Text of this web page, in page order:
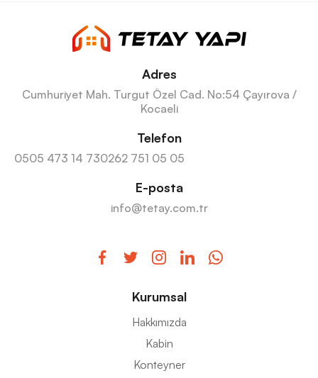
Adres
Cumhuriyet Mah. Turgut Özel Cad. No:54 Çayırova /
Kocaeli
Telefon
0505 473 14 730262 751 05 05
E-posta
info@tetay.com.tr
Kurumsal
Hakkımızda
Kabin
Konteyner